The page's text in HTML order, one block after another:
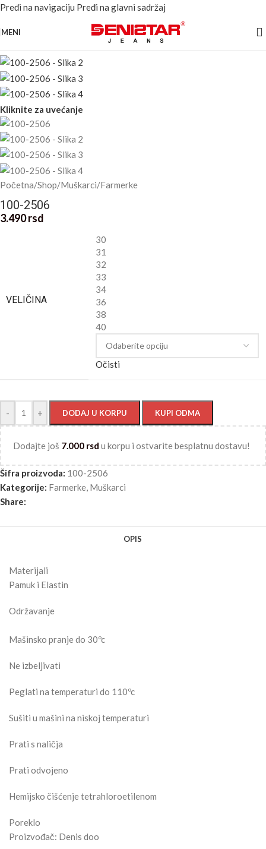
Pređi na navigaciju Pređi na glavni sadržaj
MENI
Kliknite za uvećanje
Početna/Shop/Muškarci/Farmerke
100-2506
3.490rsd
VELIČINA
30
31
32
33
34
36
38
40
Očisti
- + DODAJ U KORPU KUPI ODMA
Dodajte još 7.000 rsd u korpu i ostvarite besplatnu dostavu!
Šifra proizvoda: 100-2506
Kategorije: Farmerke, Muškarci
Share:
OPIS
Materijali
Pamuk i Elastin
Održavanje
Mašinsko pranje do 30ºc
Ne izbeljivati
Peglati na temperaturi do 110ºc
Sušiti u mašini na niskoj temperaturi
Prati s naličja
Prati odvojeno
Hemijsko čišćenje tetrahloroetilenom
Poreklo
Proizvođač: Denis doo